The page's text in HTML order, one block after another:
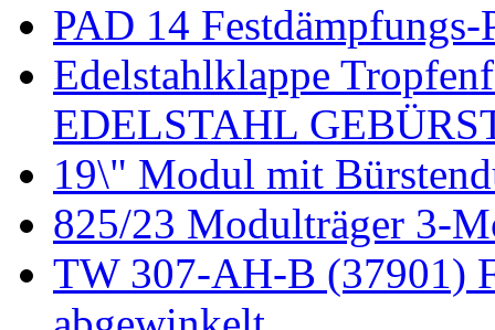
PAD 14 Festdämpfungs-
Edelstahlklappe
EDELSTAHL
19\" Modul mit
825/23 Modulträger 3-
TW 307-AH-B (37901)